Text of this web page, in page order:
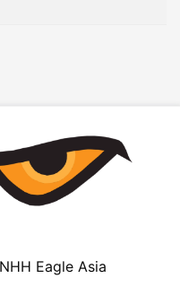
Eagle Asia